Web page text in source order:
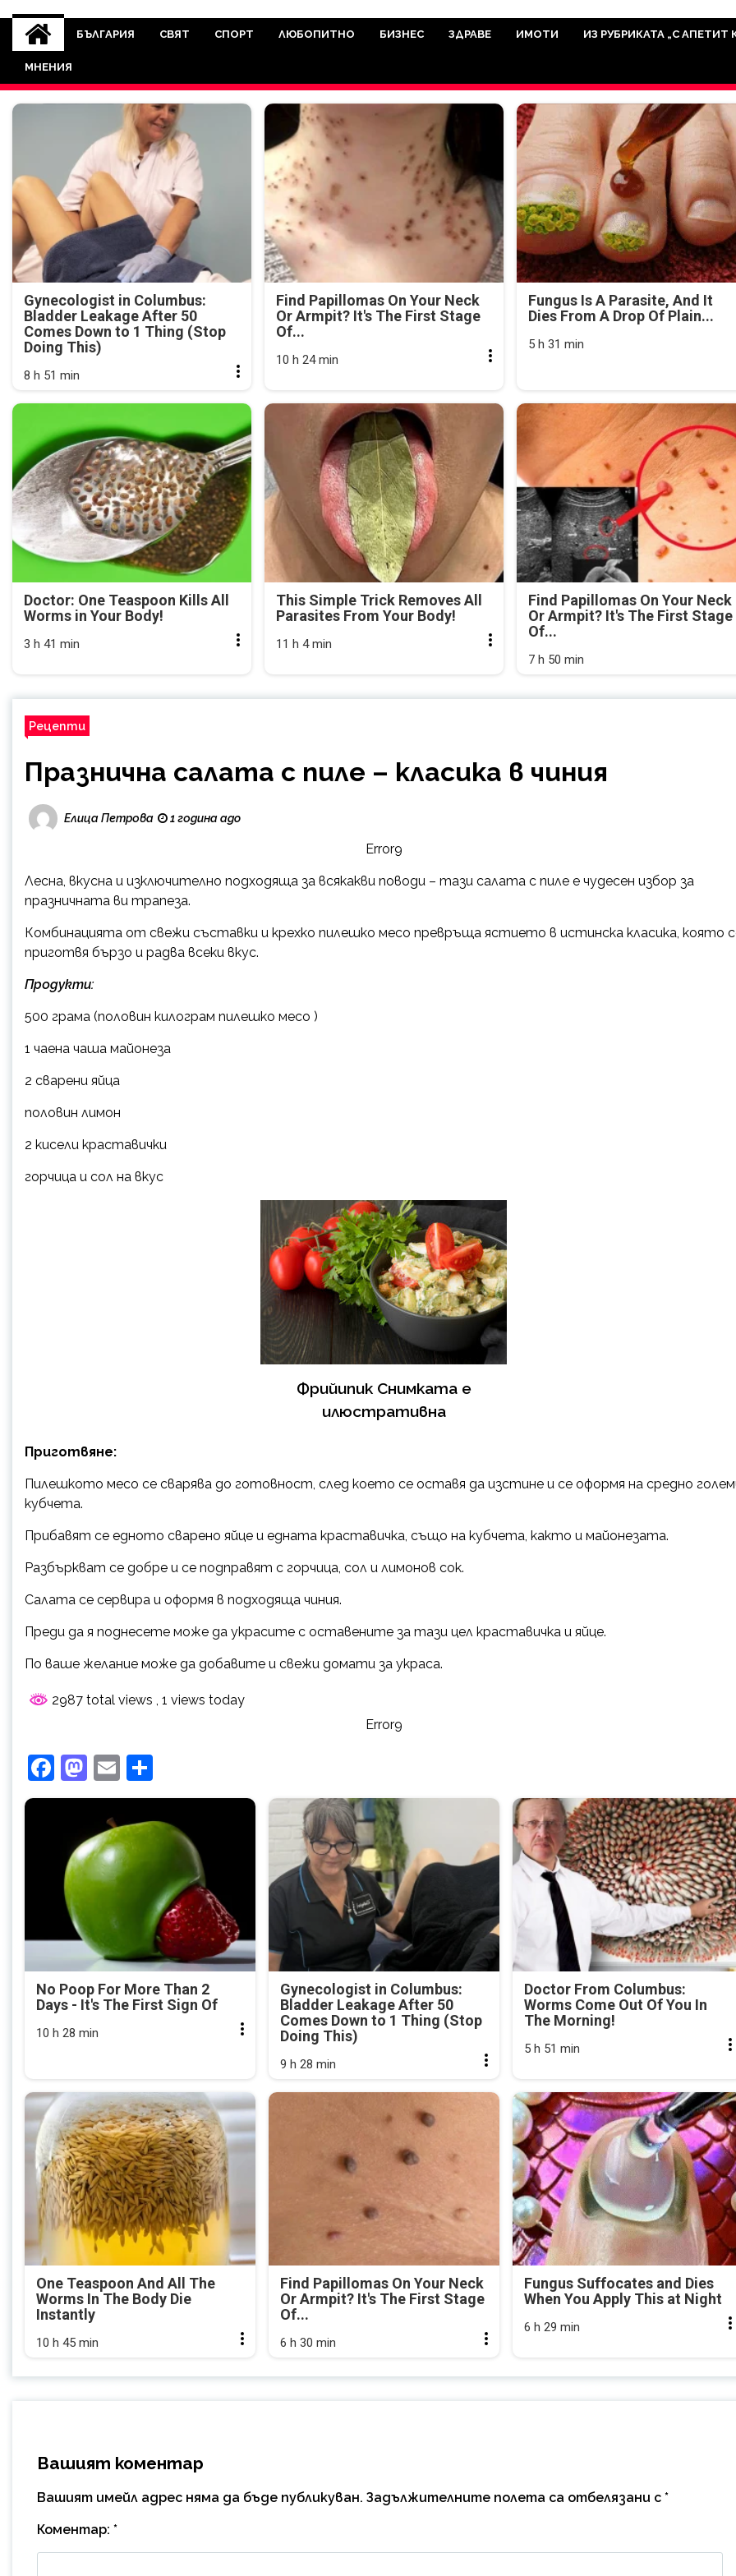
novinite-dnesbg.eu
Novinite-dnesbg.eu е медия, която има мисията да отразява всичко
Света. Новините, които се публикуват на нашия сайт са от
между медията и читателската аудитория, затова държим на
БЪЛГАРИЯ СВЯТ СПОРТ ЛЮБОПИТНО БИЗНЕС ЗДРАВЕ ИМОТИ ИЗ РУБРИКАТА „С АПЕТИТ
МНЕНИЯ
Gynecologist in Columbus:
Bladder Leakage After 50
Comes Down to 1 Thing (Stop
Doing This)
8 h 51 min
Find Papillomas On Your Neck
Or Armpit? It's The First Stage
Of...
10 h 24 min
Fungus Is A Parasite, And It
Dies From A Drop Of Plain...
5 h 31 min
Doctor: One Teaspoon Kills All
Worms in Your Body!
3 h 41 min
This Simple Trick Removes All
Parasites From Your Body!
11 h 4 min
Find Papillomas On Your Neck
Or Armpit? It's The First Stage
Of...
7 h 50 min
Рецепти
Празнична салата с пиле – класика в чиния
Елица Петрова 1 година ago
Error9
Лесна, вкусна и изключително подходяща за всякакви поводи – тази салата с пиле е чудесен избор за
празничната ви трапеза.
Комбинацията от свежи съставки и крехко пилешко месо превръща ястието в истинска класика, която
приготвя бързо и радва всеки вкус.
Продукти:
500 грама (половин килограм пилешко месо )
1 чаена чаша майонеза
2 сварени яйца
половин лимон
2 кисели краставички
горчица и сол на вкус
Фрийипик Снимката е
илюстративна
Приготвяне:
Пилешкото месо се сварява до готовност, след което се оставя да изстине и се оформя на средно
кубчета.
Прибавят се едното сварено яйце и едната краставичка, също на кубчета, както и майонезата.
Разбъркват се добре и се подправят с горчица, сол и лимонов сок.
Салата се сервира и оформя в подходяща чиния.
Преди да я поднесете може да украсите с оставените за тази цел краставичка и яйце.
По ваше желание може да добавите и свежи домати за украса.
2987 total views , 1 views today
Error9
Facebook
Mastodon
Email
No Poop For More Than 2
Days - It's The First Sign Of
10 h 28 min
Gynecologist in Columbus:
Bladder Leakage After 50
Comes Down to 1 Thing (Stop
Doing This)
9 h 28 min
Doctor From Columbus:
Worms Come Out Of You In
The Morning!
5 h 51 min
One Teaspoon And All The
Worms In The Body Die
Instantly
10 h 45 min
Find Papillomas On Your Neck
Or Armpit? It's The First Stage
Of...
6 h 30 min
Fungus Suffocates and Dies
When You Apply This at Night
6 h 29 min
Вашият коментар
Вашият имейл адрес няма да бъде публикуван. Задължителните полета са отбелязани с *
Коментар: *